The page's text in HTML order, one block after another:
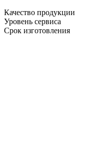
Качество продукции
Уровень сервиса
Срок изготовления